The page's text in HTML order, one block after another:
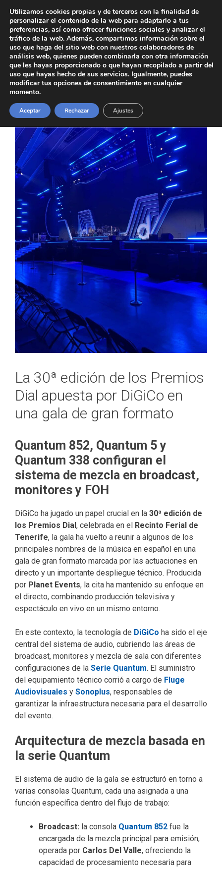
contenido
Menú
La 30ª edición de los Premios
Dial apuesta por DiGiCo en
una gala de gran formato
Quantum 852, Quantum 5 y
Quantum 338 configuran el
sistema de mezcla en broadcast,
monitores y FOH
DiGiCo ha jugado un papel crucial en la 30ª edición de
los Premios Dial , celebrada en el
Recinto Ferial de
Tenerife, la gala ha vuelto a reunir a algunos de los
principales nombres de la música en español en una
gala de gran formato marcada por las actuaciones en
directo y un importante despliegue técnico. Producida
por Planet Events, la cita ha mantenido su enfoque en
el directo, combinando producción televisiva y
espectáculo en vivo en un mismo entorno.
En este contexto, la tecnología de DiGiCo ha sido el eje
central del sistema de audio, cubriendo las áreas de
broadcast, monitores y mezcla de sala con diferentes
configuraciones de la Serie Quantum. El suministro
del equipamiento técnico corrió a cargo de Fluge
Audiovisuales y Sonoplus, responsables de
garantizar la infraestructura necesaria para el desarrollo
del evento.
Arquitectura de mezcla basada en
la serie Quantum
El sistema de audio de la gala se estructuró en torno a
varias consolas Quantum, cada una asignada a una
función específica dentro del flujo de trabajo:
Broadcast: la consola Quantum 852 fue la
encargada de la mezcla principal para emisión,
operada por Carlos Del Valle, ofreciendo la
capacidad de procesamiento necesaria para
Utilizamos cookies propias y de terceros con la finalidad de
personalizar el contenido de la web para adaptarlo a tus
preferencias, así como ofrecer funciones sociales y analizar el
tráfico de la web. Además, compartimos información sobre el
uso que haga del sitio web con nuestros colaboradores de
análisis web, quienes pueden combinarla con otra información
que les hayas proporcionado o que hayan recopilado a partir del
uso que hayas hecho de sus servicios. Igualmente, puedes
modificar tus opciones de consentimiento en cualquier
momento.
Aceptar Rechazar Ajustes